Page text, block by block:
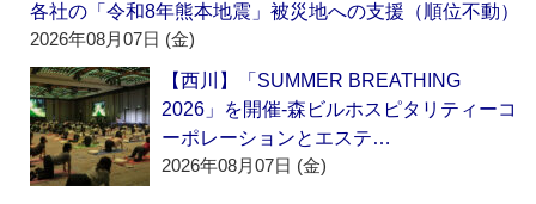
各社の「令和8年熊本地震」被災地への支援（順位不動）
2026年08月07日 (金)
【西川】「SUMMER BREATHING
2026」を開催‐森ビルホスピタリティーコ
ーポレーションとエステ…
2026年08月07日 (金)